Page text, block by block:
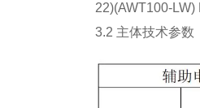
22)(AWT100-LW)
3.2 主体技术参数